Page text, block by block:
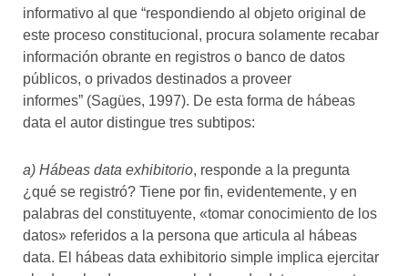
informativo al que “respondiendo al objeto original de
este proceso constitucional, procura solamente recabar
información obrante en registros o banco de datos
públicos, o privados destinados a proveer
informes” (Sagües, 1997). De esta forma de hábeas
data el autor distingue tres subtipos:
a) Hábeas data exhibitorio, responde a la pregunta
¿qué se registró? Tiene por fin, evidentemente, y en
palabras del constituyente, «tomar conocimiento de los
datos» referidos a la persona que articula al hábeas
data. El hábeas data exhibitorio simple implica ejercitar